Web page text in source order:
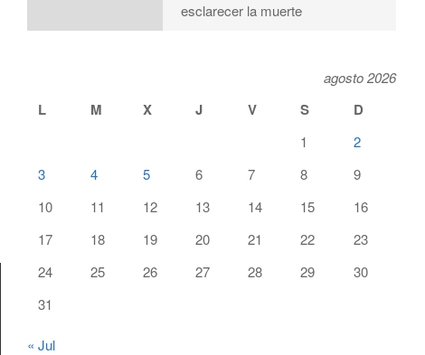
esclarecer la muerte
agosto 2026
L M X J V S D
1
2
3
4 5 6 7 8
9
10
11 12 13 14 15
16
17
18 19 20 21 22
23
24
25 26 27 28 29
30
31
« Jul